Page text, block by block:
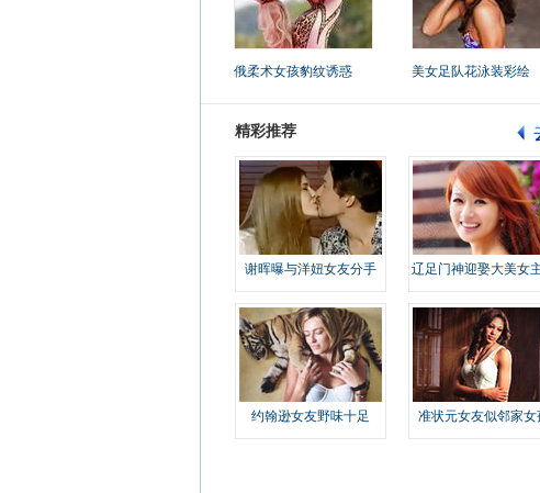
俄柔术女孩豹纹诱惑 美女足队花泳装彩绘
精彩推荐
谢晖曝与洋妞女友分手 辽足门神迎娶大美女
约翰逊女友野味十足 准状元女友似邻家女